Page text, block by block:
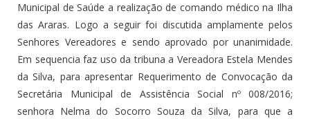
Municipal de Saúde a realização de comando médico na Ilha
das Araras. Logo a seguir foi discutida amplamente pelos
Senhores Vereadores e sendo aprovado por unanimidade.
Em sequencia faz uso da tribuna a Vereadora Estela Mendes
da Silva, para apresentar Requerimento de Convocação da
Secretária Municipal de Assistência Social nº 008/2016;
senhora Nelma do Socorro Souza da Silva, para que a